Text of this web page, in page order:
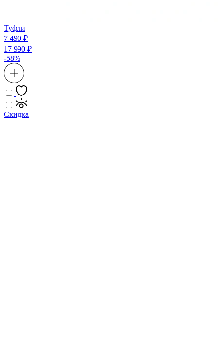
Туфли
7 490 ₽
17 990 ₽
-58%
Скидка